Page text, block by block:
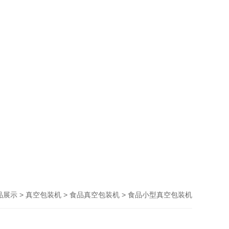
展示 > 真空包装机 > 食品真空包装机 > 食品小型真空包装机